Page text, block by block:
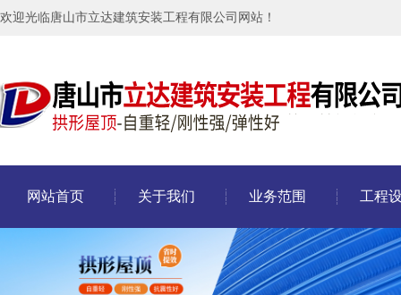
欢迎光临唐山市立达建筑安装工程有限公司网站！
网站首页 关于我们 业务范围 工程